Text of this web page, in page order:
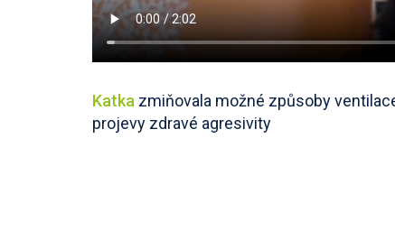
Katka zmiňovala možné způsoby
projevy zdravé agresivity